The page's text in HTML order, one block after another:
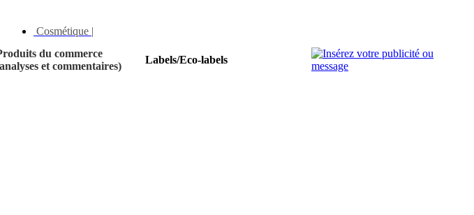
Cosmétique |
du commerce
et commentaires)
Labels/Eco-labels